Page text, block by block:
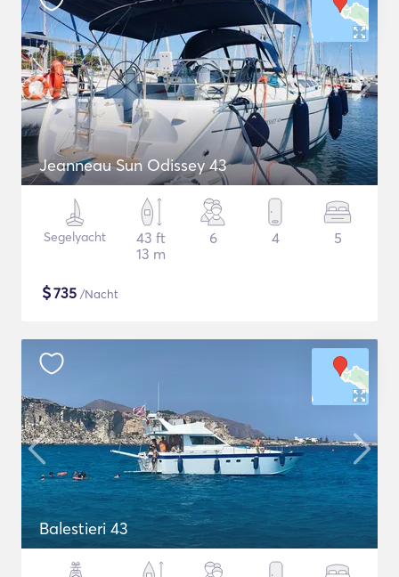
Jeanneau Sun Odissey 43
Segelyacht
43 ft
13 m
6 4 5
$735 /Nacht
Balestieri 43